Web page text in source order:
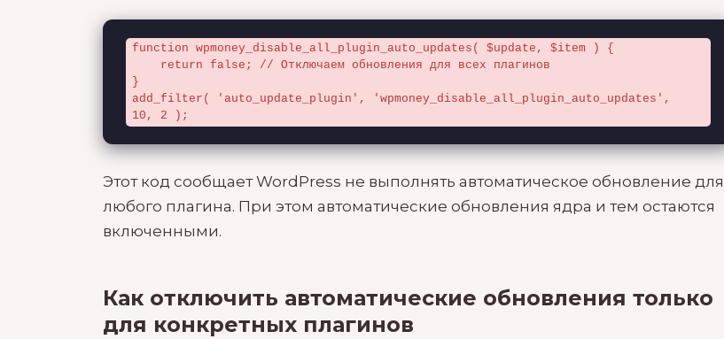
function wpmoney_disable_all_plugin_auto_updates( $update, $item ) {
}
add_filter( 'auto_update_plugin', 'wpmoney_disable_all_plugin_auto_updates',
10, 2 );
Этот код сообщает WordPress не выполнять автоматическое обновление для
любого плагина. При этом автоматические обновления ядра и тем остаются
включенными.
Как отключить автоматические обновления только
для конкретных плагинов